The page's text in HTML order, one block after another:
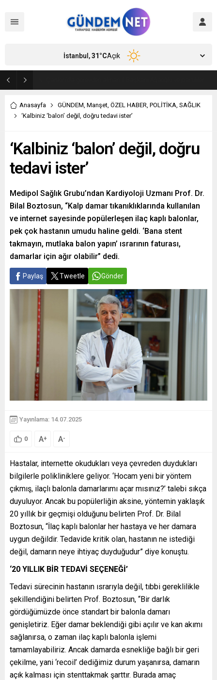
İstanbul,31°CAçık
Anasayfa GÜNDEM, Manşet, ÖZEL HABER, POLİTİKA, SAĞLIK
‘Kalbiniz ‘balon’ değil, doğru tedavi ister’
‘Kalbiniz ‘balon’ değil, doğru
tedavi ister’
Medipol Sağlık Grubu’ndan Kardiyoloji Uzmanı Prof. Dr.
Bilal Boztosun, “Kalp damar tıkanıklıklarında kullanılan
ve internet sayesinde popülerleşen ilaç kaplı balonlar,
pek çok hastanın umudu haline geldi. ‘Bana stent
takmayın, mutlaka balon yapın’ ısrarının faturası,
damarlar için ağır olabilir” dedi.
Paylaş Tweetle Gönder
Yayınlama: 14.07.2025
0 A+ A-
Hastalar, internette okudukları veya çevreden duydukları
bilgilerle polikliniklere geliyor. ‘Hocam yeni bir yöntem
çıkmış, ilaçlı balonla damarlarımı açar mısınız?’ talebi sıkça
duyuluyor. Ancak bu popülerliğin aksine, yöntemin yaklaşık
20 yıllık bir geçmişi olduğunu belirten Prof. Dr. Bilal
Boztosun, “İlaç kaplı balonlar her hastaya ve her damara
uygun değildir. Tedavide kritik olan, hastanın ne istediği
değil, damarın neye ihtiyaç duyduğudur” diye konuştu.
‘20 YILLIK BİR TEDAVİ SEÇENEĞİ’
Tedavi sürecinin hastanın ısrarıyla değil, tıbbi gereklilikle
şekillendiğini belirten Prof. Boztosun, “Bir darlık
gördüğümüzde önce standart bir balonla damarı
genişletiriz. Eğer damar beklendiği gibi açılır ve kan akımı
sağlanırsa, o zaman ilaç kaplı balonla işlemi
tamamlayabiliriz. Ancak damarda esnekliğe bağlı bir geri
çekilme, yani ‘recoil’ dediğimiz durum yaşanırsa, damarın
açık kalması için stenttakmak şarttır. Burada amaç